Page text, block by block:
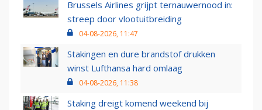
Brussels Airlines grijpt ternauwernood in:
streep door vlootuitbreiding
04-08-2026, 11:47
Stakingen en dure brandstof drukken
winst Lufthansa hard omlaag
04-08-2026, 11:38
Staking dreigt komend weekend bij